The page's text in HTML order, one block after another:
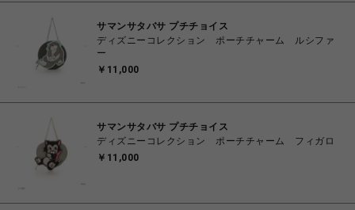
サマンサタバサ プチチョイス
ディズニーコレクション ポーチチャーム ルシファ
ー
￥11,000
サマンサタバサ プチチョイス
ディズニーコレクション ポーチチャーム フィガロ
￥11,000